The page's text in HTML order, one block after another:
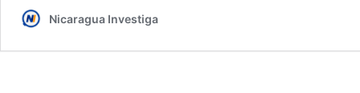
Nicaragua Investiga